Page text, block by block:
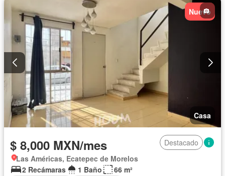
Nuevo
Casa
$ 8,000 MXN/mes
Destacado
Las Américas, Ecatepec de Morelos
2 Recámaras
1 Baño
66 m²